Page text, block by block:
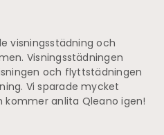
visningsstädning och
Visningsstädningen
och flyttstädningen
Vi sparade mycket
anlita Qleano igen!